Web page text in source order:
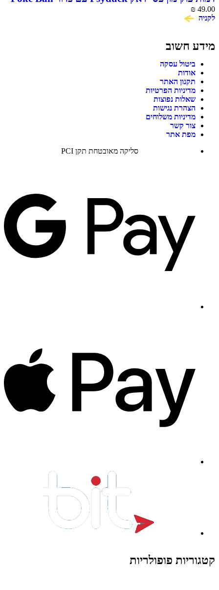
₪ 49.00
לקניה
מידע חשוב
ביטול עסקה
אודות
תקנון האתר
מדיניות הפרטיות
שאלות נפוצות
הצהרת נגישות
מדיניות משלוחים
צור קשר
מפת אתר
סליקה מאובטחת תקן PCI
קטגוריות פופולריות